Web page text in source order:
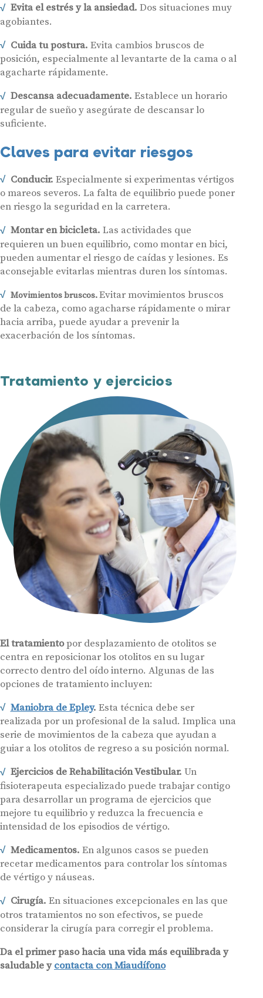
Evita el estrés y la ansiedad. Dos situaciones muy
agobiantes.
Cuida tu postura. Evita cambios bruscos de
posición, especialmente al levantarte de la cama o al
agacharte rápidamente.
Descansa adecuadamente. Establece un horario
regular de sueño y asegúrate de descansar lo
suficiente.
Claves para evitar riesgos
Conducir. Especialmente si experimentas vértigos
o mareos severos. La falta de equilibrio puede poner
en riesgo la seguridad en la carretera.
Montar en bicicleta. Las actividades que
requieren un buen equilibrio, como montar en bici,
pueden aumentar el riesgo de caídas y lesiones. Es
aconsejable evitarlas mientras duren los síntomas.
Movimientos bruscos.Evitar movimientos bruscos
de la cabeza, como agacharse rápidamente o mirar
hacia arriba, puede ayudar a prevenir la
exacerbación de los síntomas.
Tratamiento y ejercicios
El tratamientopor desplazamiento de otolitos se
centra en reposicionar los otolitos en su lugar
correcto dentro del oído interno. Algunas de las
opciones de tratamiento incluyen:
Maniobra de Epley. Esta técnica debe ser
realizada por un profesional de la salud. Implica una
serie de movimientos de la cabeza que ayudan a
guiar a los otolitos de regreso a su posición normal.
Ejercicios de Rehabilitación Vestibular. Un
fisioterapeuta especializado puede trabajar contigo
para desarrollar un programa de ejercicios que
mejore tu equilibrio y reduzca la frecuencia e
intensidad de los episodios de vértigo.
Medicamentos. En algunos casos se pueden
recetar medicamentos para controlar los síntomas
de vértigo y náuseas.
Cirugía. En situaciones excepcionales en las que
otros tratamientos no son efectivos, se puede
considerar la cirugía para corregir el problema.
Da el primer paso hacia una vida más equilibrada y
saludable ycontacta con Miaudífono
Audífonos
Ayudas y subvenciones
Contacto
Hasta un 60% de descuento en tus
audífonos
Teléfono
y sus colaboradores según se detalla en nuestrasCondiciones de uso
Acepto la cesión de estos datos a empresas colaboradoras de
Miaudífono para poder ofrecer los servicios solicitados, según se
detalla en nuestrasCondiciones de uso.
Al hacer click en «Contáctanos» declaras haber leído y aceptado nuestra
Política de Privacidad